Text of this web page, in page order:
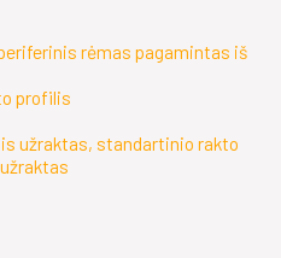
rėmas pagamintas iš
profilis
užraktas, standartinio rakto